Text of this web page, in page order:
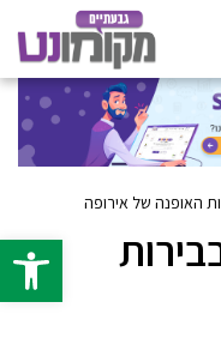
פתח
האופנה של אירופה